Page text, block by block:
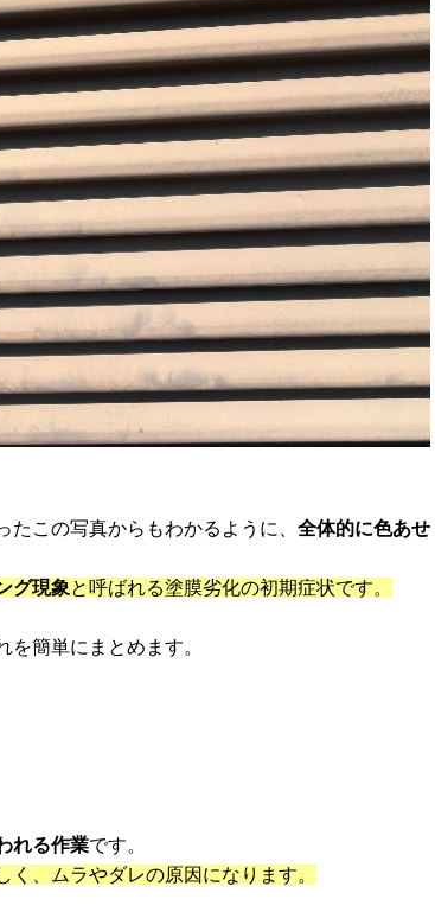
この写真からもわかるように、 全体的に色あせ
グ現象と呼ばれる塗膜劣化の初期症状です。
簡単にまとめます。
れる作業です。
、ムラやダレの原因になります。